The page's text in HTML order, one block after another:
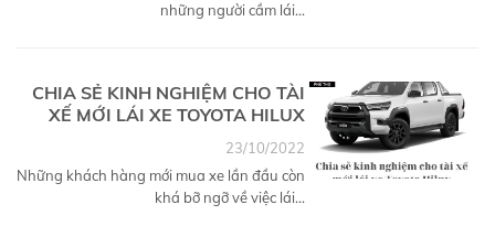
những người cầm lái...
CHIA SẺ KINH NGHIỆM CHO TÀI
XẾ MỚI LÁI XE TOYOTA HILUX
Những khách hàng mới mua xe lần đầu còn
khá bỡ ngỡ về việc lái...
23/10/2022